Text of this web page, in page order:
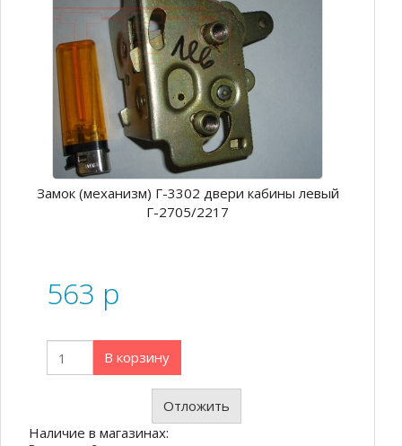
Замок (механизм) Г-3302 двери кабины левый
Г-2705/2217
563 p
В корзину
Отложить
Наличие в магазинах: